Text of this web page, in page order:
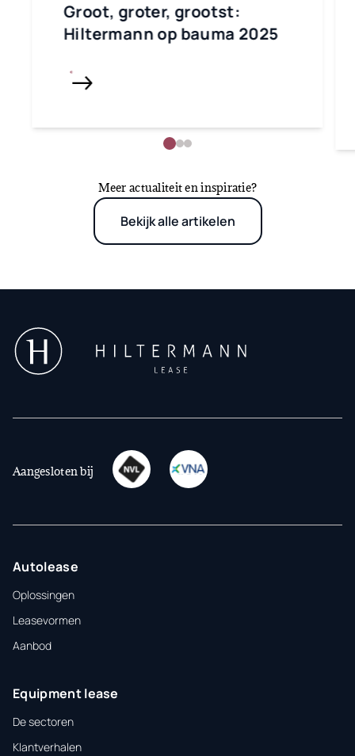
Groot, groter, grootst:
Hiltermann op bauma 2025
Meer actualiteit en inspiratie?
Bekijk alle artikelen
Aangesloten bij
Autolease
Oplossingen
Leasevormen
Aanbod
Equipment lease
De sectoren
Klantverhalen